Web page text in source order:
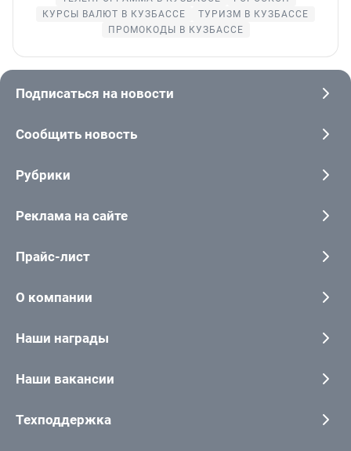
КУРСЫ ВАЛЮТ В КУЗБАССЕ
ТУРИЗМ В КУЗБАССЕ
ПРОМОКОДЫ В КУЗБАССЕ
Подписаться на новости
Сообщить новость
Рубрики
Реклама на сайте
Прайс-лист
О компании
Наши награды
Наши вакансии
Техподдержка